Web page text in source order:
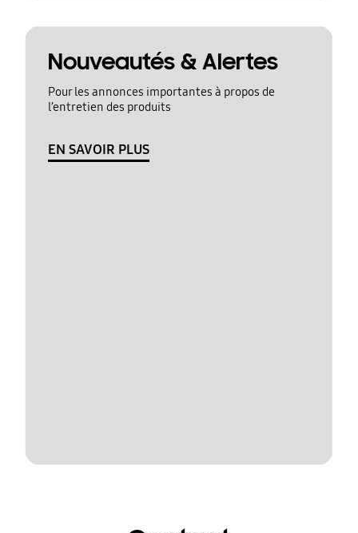
Nouveautés & Alertes
Pour les annonces importantes à propos de
l’entretien des produits
EN SAVOIR PLUS